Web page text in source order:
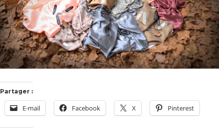
Partager :
E-mail Facebook X Pinterest